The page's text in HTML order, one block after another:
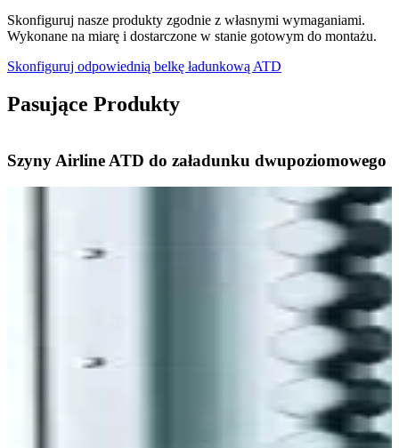
Skonfiguruj nasze produkty zgodnie z własnymi wymaganiami.
Wykonane na miarę i dostarczone w stanie gotowym do montażu.
Skonfiguruj odpowiednią belkę ładunkową ATD
Pasujące Produkty
Szyny Airline ATD do załadunku dwupoziomowego